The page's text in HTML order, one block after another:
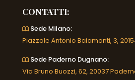
CONTATTI:
Sede Milano:
Piazzale Antonio Baiamonti, 3,
Sede Paderno Dugnano:
Via Bruno Buozzi, 62, 20037